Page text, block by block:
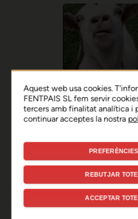
Ep,
Sembla que hi
error de
Aquest web usa cookies.
FENTPAIS SL fem servir
tercers amb finalitat analítica i
continuar acceptes la nostra
PREFERÈNCIES
REBUTJAR
ACCEPTAR